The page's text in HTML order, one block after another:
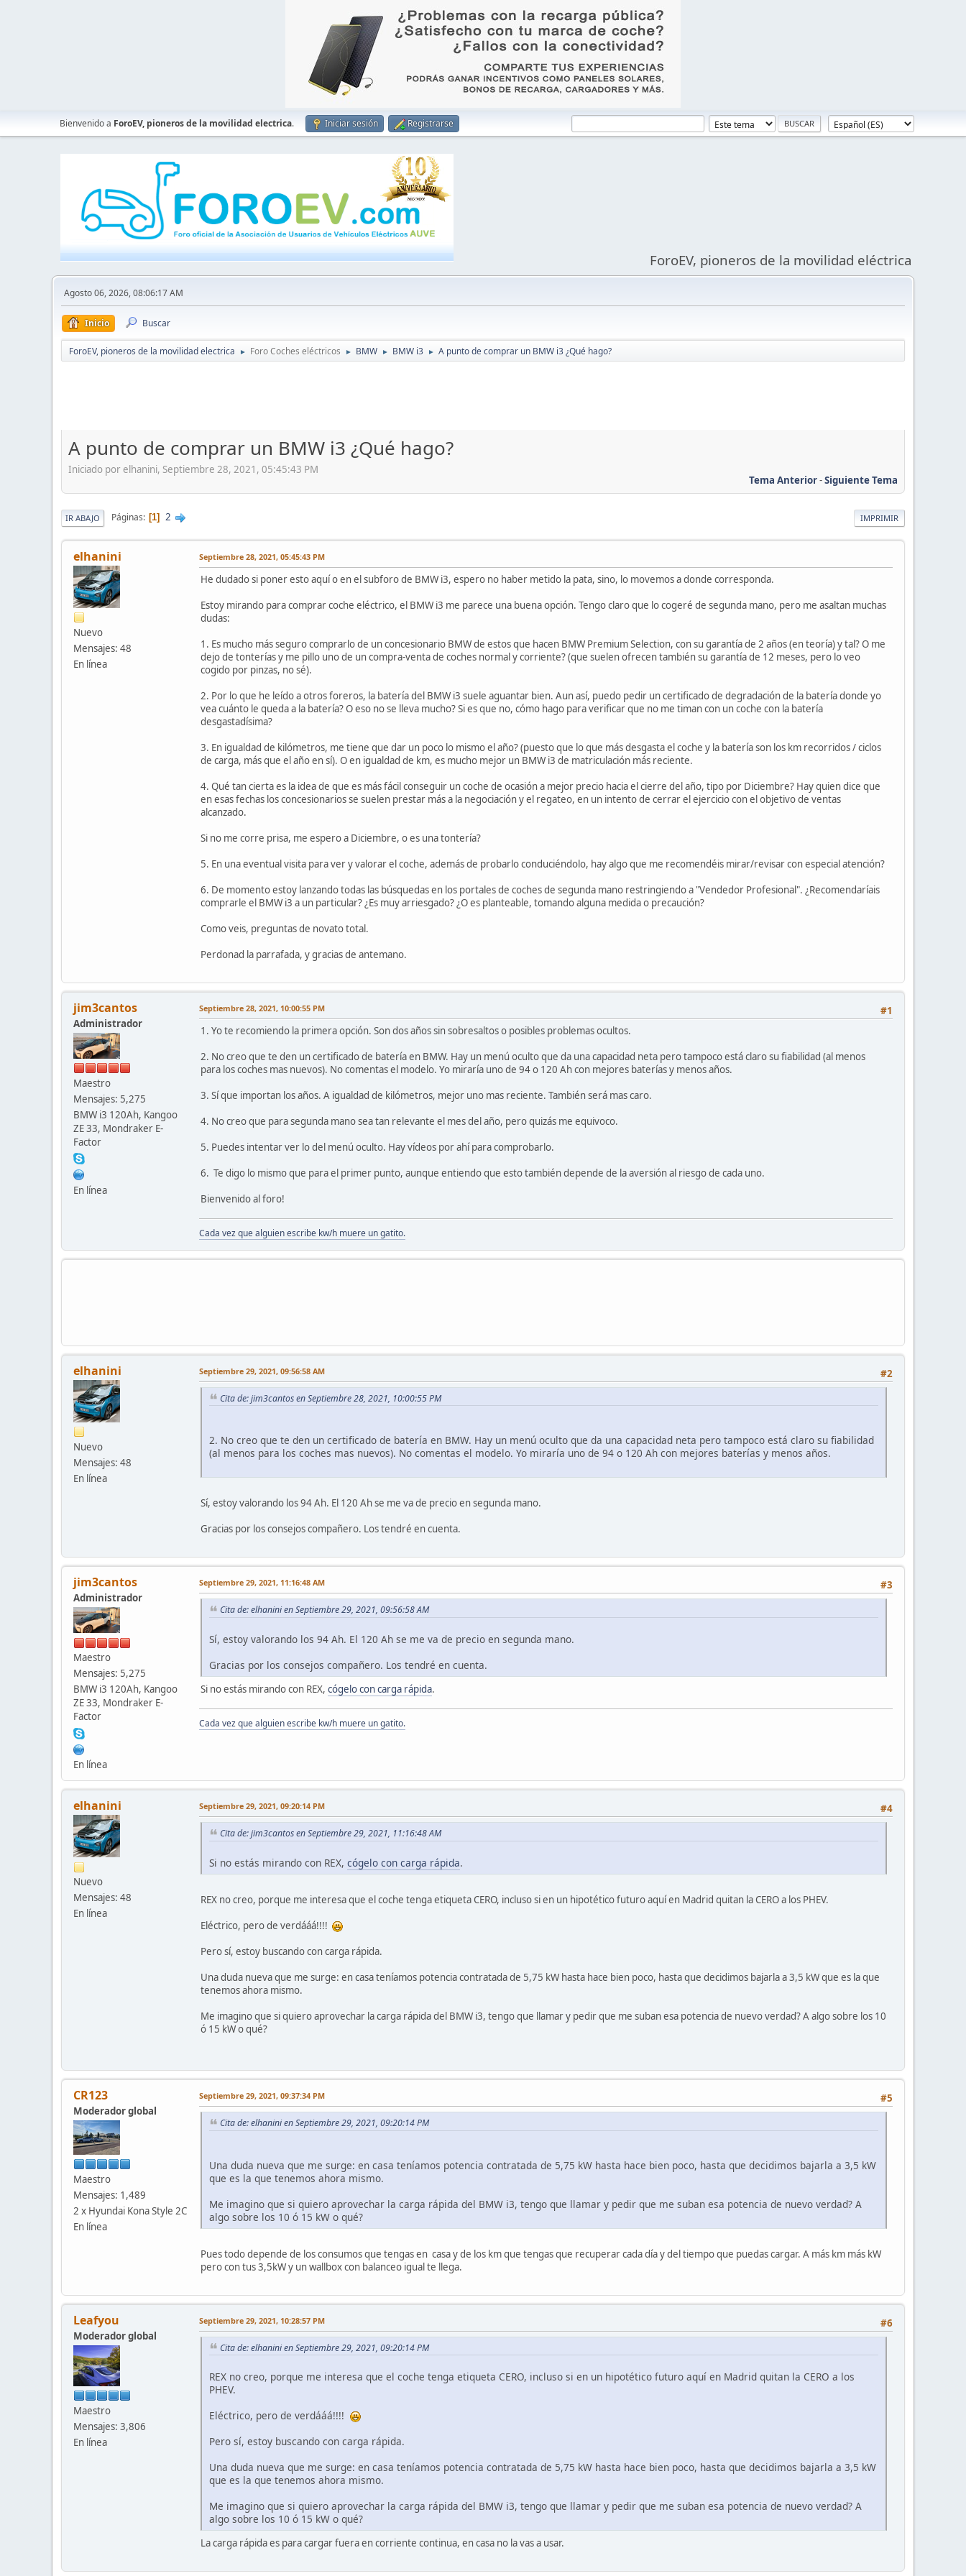
Bienvenido a ForoEV, pioneros de la movilidad electrica. Iniciar sesión Registrarse
ForoEV, pioneros de la movilidad eléctrica
Agosto 06, 2026, 08:06:17 AM
Inicio Buscar
ForoEV, pioneros de la movilidad electrica ► Foro Coches eléctricos ► BMW ► BMW i3 ► A punto de comprar un BMW i3 ¿Qué hago?
A punto de comprar un BMW i3 ¿Qué hago?
Iniciado por elhanini, Septiembre 28, 2021, 05:45:43 PM
Tema Anterior-Siguiente Tema
IMPRIMIR
IR ABAJO Páginas 1 2
elhanini
Nuevo
Mensajes: 48
En línea
Septiembre 28, 2021, 05:45:43 PM
He dudado si poner esto aquí o en el subforo de BMW i3, espero no haber metido la pata, sino, lo movemos a donde corresponda.
Estoy mirando para comprar coche eléctrico, el BMW i3 me parece una buena opción. Tengo claro que lo cogeré de segunda mano, pero me asaltan muchas
dudas:
1. Es mucho más seguro comprarlo de un concesionario BMW de estos que hacen BMW Premium Selection, con su garantía de 2 años (en teoría) y tal? O me
dejo de tonterías y me pillo uno de un compra-venta de coches normal y corriente? (que suelen ofrecen también su garantía de 12 meses, pero lo veo
cogido por pinzas, no sé).
2. Por lo que he leído a otros foreros, la batería del BMW i3 suele aguantar bien. Aun así, puedo pedir un certificado de degradación de la batería donde yo
vea cuánto le queda a la batería? O eso no se lleva mucho? Si es que no, cómo hago para verificar que no me timan con un coche con la batería
desgastadísima?
3. En igualdad de kilómetros, me tiene que dar un poco lo mismo el año? (puesto que lo que más desgasta el coche y la batería son los km recorridos / ciclos
de carga, más que el año en sí). O en igualdad de km, es mucho mejor un BMW i3 de matriculación más reciente.
4. Qué tan cierta es la idea de que es más fácil conseguir un coche de ocasión a mejor precio hacia el cierre del año, tipo por Diciembre? Hay quien dice que
en esas fechas los concesionarios se suelen prestar más a la negociación y el regateo, en un intento de cerrar el ejercicio con el objetivo de ventas
alcanzado.
Si no me corre prisa, me espero a Diciembre, o es una tontería?
5. En una eventual visita para ver y valorar el coche, además de probarlo conduciéndolo, hay algo que me recomendéis mirar/revisar con especial atención?
6. De momento estoy lanzando todas las búsquedas en los portales de coches de segunda mano restringiendo a "Vendedor Profesional". ¿Recomendaríais
comprarle el BMW i3 a un particular? ¿Es muy arriesgado? ¿O es planteable, tomando alguna medida o precaución?
Como veis, preguntas de novato total.
Perdonad la parrafada, y gracias de antemano.
jim3cantos
Administrador
Maestro
Mensajes: 5,275
BMW i3 120Ah, Kangoo
ZE 33, Mondraker E-
Factor
En línea
#1
Septiembre 28, 2021, 10:00:55 PM
1. Yo te recomiendo la primera opción. Son dos años sin sobresaltos o posibles problemas ocultos.
2. No creo que te den un certificado de batería en BMW. Hay un menú oculto que da una capacidad neta pero tampoco está claro su fiabilidad (al menos
para los coches mas nuevos). No comentas el modelo. Yo miraría uno de 94 o 120 Ah con mejores baterías y menos años.
3. Sí que importan los años. A igualdad de kilómetros, mejor uno mas reciente. También será mas caro.
4. No creo que para segunda mano sea tan relevante el mes del año, pero quizás me equivoco.
5. Puedes intentar ver lo del menú oculto. Hay vídeos por ahí para comprobarlo.
6. Te digo lo mismo que para el primer punto, aunque entiendo que esto también depende de la aversión al riesgo de cada uno.
Bienvenido al foro!
Cada vez que alguien escribe kw/h muere un gatito.
elhanini
Nuevo
Mensajes: 48
En línea
#2
Septiembre 29, 2021, 09:56:58 AM
Cita de: jim3cantos en Septiembre 28, 2021, 10:00:55 PM
2. No creo que te den un certificado de batería en BMW. Hay un menú oculto que da una capacidad neta pero tampoco está claro su fiabilidad
(al menos para los coches mas nuevos). No comentas el modelo. Yo miraría uno de 94 o 120 Ah con mejores baterías y menos años.
Sí, estoy valorando los 94 Ah. El 120 Ah se me va de precio en segunda mano.
Gracias por los consejos compañero. Los tendré en cuenta.
jim3cantos
Administrador
Maestro
Mensajes: 5,275
BMW i3 120Ah, Kangoo
ZE 33, Mondraker E-
Factor
En línea
#3
Septiembre 29, 2021, 11:16:48 AM
Cita de: elhanini en Septiembre 29, 2021, 09:56:58 AM
Sí, estoy valorando los 94 Ah. El 120 Ah se me va de precio en segunda mano.
Gracias por los consejos compañero. Los tendré en cuenta.
Si no estás mirando con REX, cógelo con carga rápida.
Cada vez que alguien escribe kw/h muere un gatito.
elhanini
Nuevo
Mensajes: 48
En línea
#4
Septiembre 29, 2021, 09:20:14 PM
Cita de: jim3cantos en Septiembre 29, 2021, 11:16:48 AM
Si no estás mirando con REX, cógelo con carga rápida.
REX no creo, porque me interesa que el coche tenga etiqueta CERO, incluso si en un hipotético futuro aquí en Madrid quitan la CERO a los PHEV.
Eléctrico, pero de verdááá!!!!
Pero sí, estoy buscando con carga rápida.
Una duda nueva que me surge: en casa teníamos potencia contratada de 5,75 kW hasta hace bien poco, hasta que decidimos bajarla a 3,5 kW que es la que
tenemos ahora mismo.
Me imagino que si quiero aprovechar la carga rápida del BMW i3, tengo que llamar y pedir que me suban esa potencia de nuevo verdad? A algo sobre los 10
ó 15 kW o qué?
CR123
Moderador global
Maestro
Mensajes: 1,489
2 x Hyundai Kona Style 2C
En línea
#5
Septiembre 29, 2021, 09:37:34 PM
Cita de: elhanini en Septiembre 29, 2021, 09:20:14 PM
Una duda nueva que me surge: en casa teníamos potencia contratada de 5,75 kW hasta hace bien poco, hasta que decidimos bajarla a 3,5 kW
que es la que tenemos ahora mismo.
Me imagino que si quiero aprovechar la carga rápida del BMW i3, tengo que llamar y pedir que me suban esa potencia de nuevo verdad? A
algo sobre los 10 ó 15 kW o qué?
Pues todo depende de los consumos que tengas en casa y de los km que tengas que recuperar cada día y del tiempo que puedas cargar. A más km más kW
pero con tus 3,5kW y un wallbox con balanceo igual te llega.
Leafyou
Moderador global
Maestro
Mensajes: 3,806
En línea
#6
Septiembre 29, 2021, 10:28:57 PM
Cita de: elhanini en Septiembre 29, 2021, 09:20:14 PM
REX no creo, porque me interesa que el coche tenga etiqueta CERO, incluso si en un hipotético futuro aquí en Madrid quitan la CERO a los
PHEV.
Eléctrico, pero de verdááá!!!!
Pero sí, estoy buscando con carga rápida.
Una duda nueva que me surge: en casa teníamos potencia contratada de 5,75 kW hasta hace bien poco, hasta que decidimos bajarla a 3,5 kW
que es la que tenemos ahora mismo.
Me imagino que si quiero aprovechar la carga rápida del BMW i3, tengo que llamar y pedir que me suban esa potencia de nuevo verdad? A
algo sobre los 10 ó 15 kW o qué?
La carga rápida es para cargar fuera en corriente continua, en casa no la vas a usar.